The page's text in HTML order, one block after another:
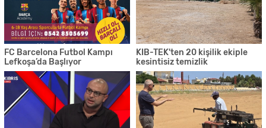
FC Barcelona Futbol Kampı
Lefkoşa’da Başlıyor
KIB-TEK'ten 20 kişilik ekiple
kesintisiz temizlik